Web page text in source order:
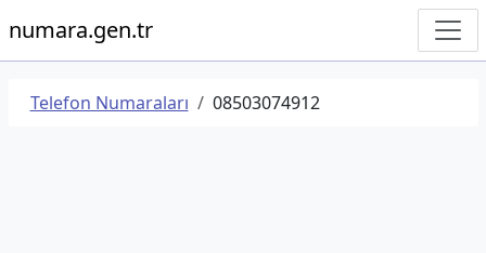
numara.gen.tr
Telefon Numaraları 08503074912